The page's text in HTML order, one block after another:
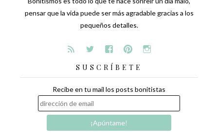
pensar que la vida puede ser más agradable gracias a los
pequeños detalles.
SUSCRÍBETE
Recibe en tu mail los posts bonitistas